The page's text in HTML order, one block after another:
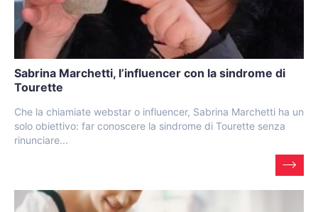
Sabrina Marchetti, l’influencer con la sindrome di
Tourette
Che la chiamiate webstar o influencer, Sabrina Marchetti ha un
solo obiettivo: far conoscere la sindrome di Tourette senza
rinunciare...